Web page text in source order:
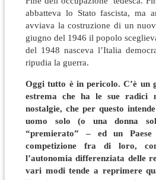
abbatteva lo Stato fascista, ma
avviava la costruzione di un
giugno del 1946 il popolo
del 1948 nasceva l’Italia
ripudia la guerra.
Oggi tutto è in pericolo. C’è un
estrema che ha le sue radici
nostalgie, che per questo
uomo solo (o una donna
“premierato” – ed un
competizione fra di loro,
l’autonomia differenziata delle
vari modi tende a reprimere